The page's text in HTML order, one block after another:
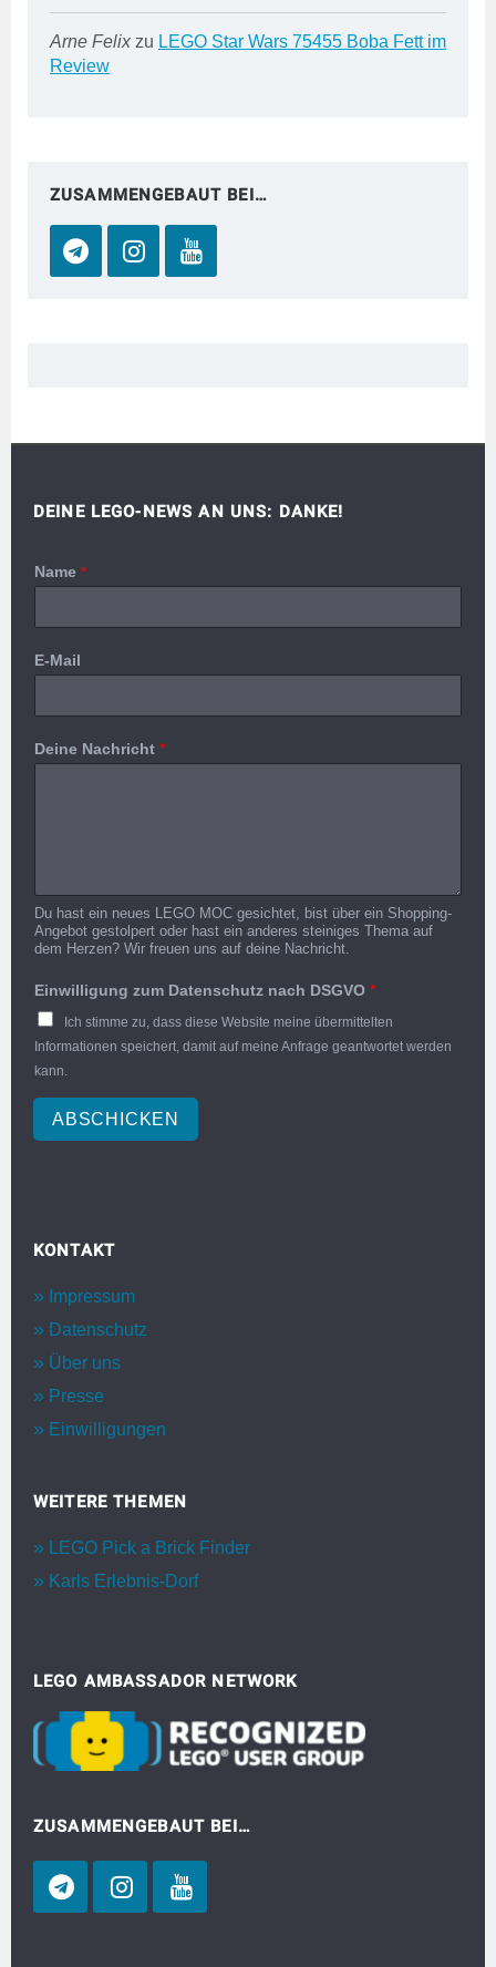
Arne Felix zu LEGO Star Wars 75455 Boba Fett im
Review
ZUSAMMENGEBAUT BEI…
DEINE LEGO-NEWS AN UNS: DANKE!
Name *
E-Mail
Deine Nachricht *
Du hast ein neues LEGO MOC gesichtet, bist über ein Shopping-
Angebot gestolpert oder hast ein anderes steiniges Thema auf
dem Herzen? Wir freuen uns auf deine Nachricht.
Einwilligung zum Datenschutz nach DSGVO *
Ich stimme zu, dass diese Website meine übermittelten
Informationen speichert, damit auf meine Anfrage geantwortet werden
kann.
ABSCHICKEN
KONTAKT
Impressum
Datenschutz
Über uns
Presse
Einwilligungen
WEITERE THEMEN
LEGO Pick a Brick Finder
Karls Erlebnis-Dorf
LEGO AMBASSADOR NETWORK
ZUSAMMENGEBAUT BEI…